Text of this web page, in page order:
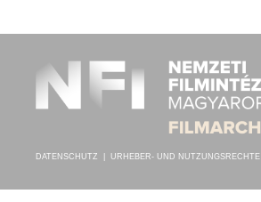
DATENSCHUTZ URHEBER- UND NUTZUNGSRECHTE